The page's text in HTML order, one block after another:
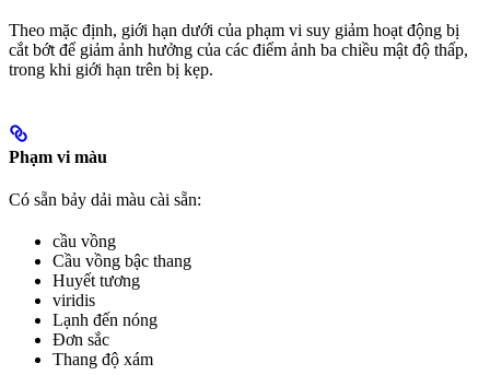
Theo mặc định, giới hạn dưới của phạm vi suy giảm hoạt động bị
cắt bớt để giảm ảnh hưởng của các điểm ảnh ba chiều mật độ thấp,
trong khi giới hạn trên bị kẹp.
Phạm vi màu
Có sẵn bảy dải màu cài sẵn:
cầu vồng
Cầu vồng bậc thang
Huyết tương
viridis
Lạnh đến nóng
Đơn sắc
Thang độ xám